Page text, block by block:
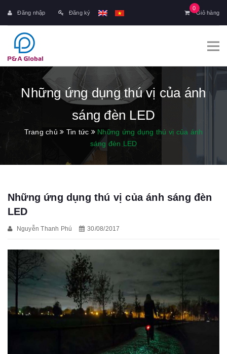
0
Giỏ hàng
Đăng nhập Đăng ký
Những ứng dụng thú vị của ánh
sáng đèn LED
Trang chủ Tin tức
Những ứng dụng thú vị của ánh
sáng đèn LED
Những ứng dụng thú vị của ánh sáng đèn
LED
Nguyễn Thanh Phú 30/08/2017